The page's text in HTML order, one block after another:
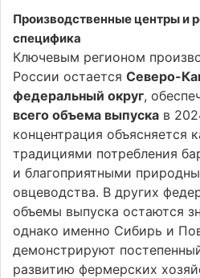
Производственные центры и
специфика
Ключевым регионом
России остаетсяСеверо-
федеральный округ,
всего объема выпуска в
концентрация объясняется
традициями потребления
и благоприятными
овцеводства. В других
объемы выпуска остаются
однако именно Сибирь и
демонстрируют
развитию фермерских